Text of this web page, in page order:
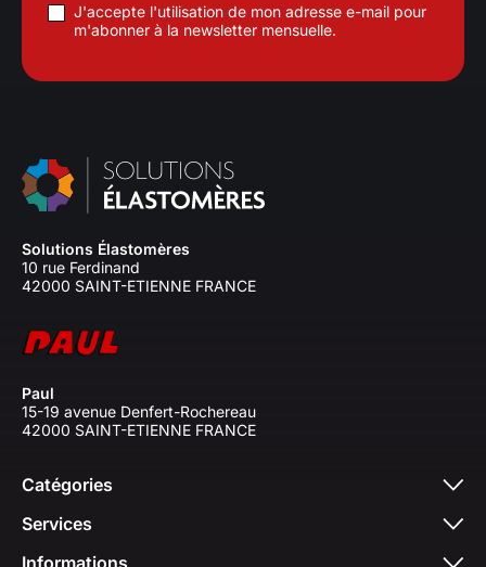
J'accepte l'utilisation de mon adresse e-mail pour
m'abonner à la newsletter mensuelle.
Solutions Élastomères
10 rue Ferdinand
42000 SAINT-ETIENNE FRANCE
Paul
15-19 avenue Denfert-Rochereau
42000 SAINT-ETIENNE FRANCE
Catégories
Services